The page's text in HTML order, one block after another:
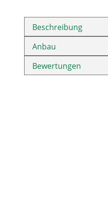
Beschreibung
Anbau
Bewertungen